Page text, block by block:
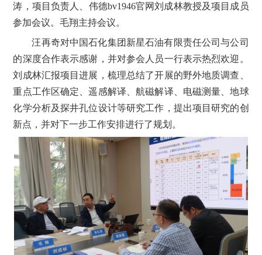
涛，项目负责人、伟德bv1946官网刘成林教授及项目成员
参加会议。毛翔主持会议。
汪再奇对中国石化集团新星石油有限责任公司与公司
的深度合作表示感谢，并对参会人员一行表示热烈欢迎。
刘成林汇报项目进展，梳理总结了开展的野外地质调查、
重点工作区确定、遥感解译、航磁解译、电磁测量、地球
化学分析及探井孔位设计等研究工作，提出项目研究的创
新点，并对下一步工作安排进行了规划。